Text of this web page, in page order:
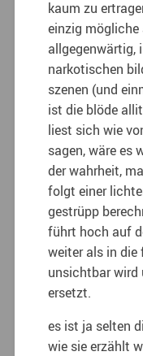
kaum zu
einzig
allgegenwärtig,
narkotischen
szenen (und
ist die blöde
liest sich wie
sagen, wäre es
der wahrheit,
folgt einer
gestrüpp
führt hoch auf
weiter als in die
unsichtbar wird
ersetzt.
es ist ja selten
wie sie erzählt